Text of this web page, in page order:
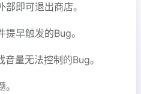
即可退出商店。
早触发的Bug。
量无法控制的Bug。